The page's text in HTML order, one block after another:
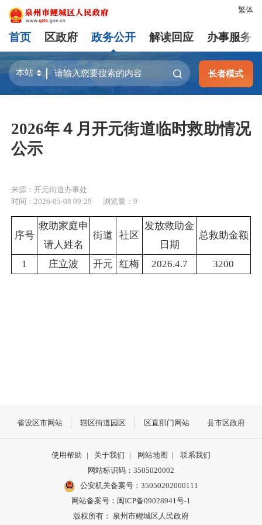
繁体
首页 区政府 政务公开 解读回应 办事服务
长者模式
2026年４月开元街道临时救助情况
公示
来源：开元街道办事处
时间：2026-05-08 09:29
浏览量： 9
序号
救助家庭申
请人姓名
街道 社区
发放救助金
日期
总救助金额
1 庄立波 开元 红梅 2026.4.7 3200
省设区市网站 辖区街道园区 区直部门网站 县市区政府
使用帮助 | 关于我们 | 网站地图 |
联系我们
网站标识码：3505020002
公安机关备案号：35050202000111
网站备案号：闽ICP备09028941号-1
版权所有： 泉州市鲤城区人民政府